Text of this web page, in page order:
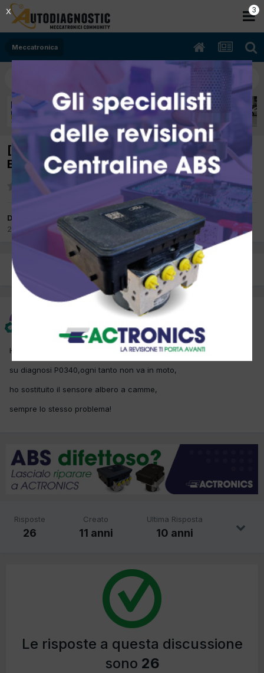
Meccatronica
[Nissan Note 04/2010 1386cc 1.4 65Kw
Benzina] Spia motore accesa P0340
Da candiag
22 Giugno 2015inMeccatronica
Pagina 1 di 2
22 Giugno 2015
Ho sostituito la catena la machina non a pasato 10000 chilometri
su diagnosi P0340,ogni tanto non va in moto,
ho sostituito il sensore albero a camme,
sempre lo stesso problema!
Risposte
26
Creato
11 anni
Ultima Risposta
10 anni
Le risposte a questa discussione
sono 26
2
X